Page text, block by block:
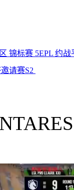
锦标赛 5EPL 约战
请赛S2